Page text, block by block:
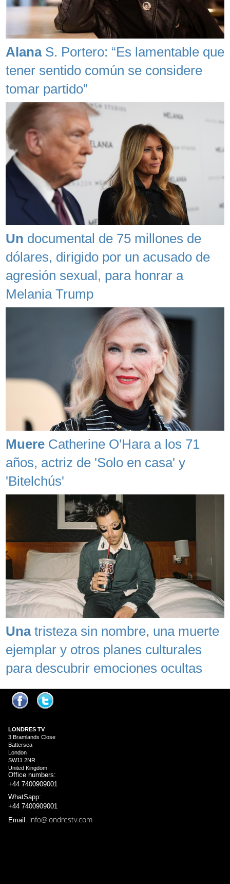
AlanaS. Portero: “Es lamentable que
tener sentido común se considere
tomar partido”
Un documental de 75 millones de
dólares, dirigido por un acusado de
agresión sexual, para honrar a
Melania Trump
Muere Catherine O'Hara a los 71
años, actriz de 'Solo en casa' y
'Bitelchús'
Unatristeza sin nombre, una muerte
ejemplar y otros planes culturales
para descubrir emociones ocultas
LONDRES TV
3 Bramlands Close
Battersea
London
SW11 2NR
United Kingdom
Office numbers:
+44 7400909001
WhatSapp:
+44 7400909001
Email: info@londrestv.com